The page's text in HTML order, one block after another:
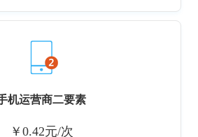
机运营商二要素
￥0.42元/次